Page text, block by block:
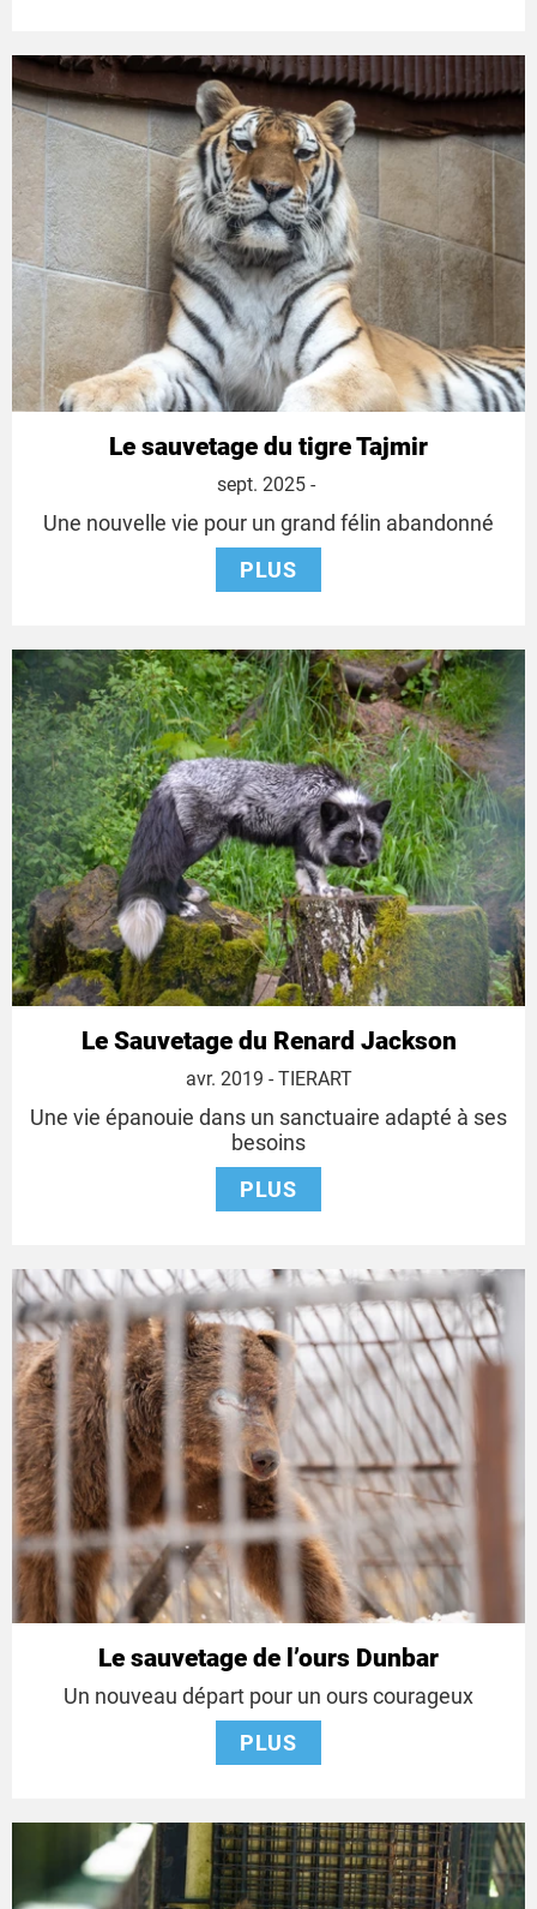
Le sauvetage du tigre Tajmir
1
2025
sept. 2025 -
Une nouvelle vie pour un grand félin abandonné
PLUS
Le Sauvetage du Renard Jackson
10
avril
2019
avr. 2019 - TIERART
Une vie épanouie dans un sanctuaire adapté à ses
besoins
PLUS
Le sauvetage de l’ours Dunbar
Un nouveau départ pour un ours courageux
PLUS